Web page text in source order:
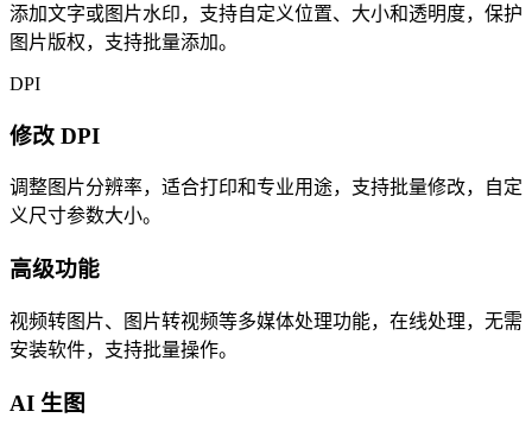
添加文字或图片水印，支持自定义位置、大小和透明度，保护
图片版权，支持批量添加。
DPI
修改 DPI
调整图片分辨率，适合打印和专业用途，支持批量修改，自定
义尺寸参数大小。
高级功能
视频转图片、图片转视频等多媒体处理功能，在线处理，无需
安装软件，支持批量操作。
AI 生图